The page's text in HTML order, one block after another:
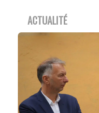
ACTUALITÉ